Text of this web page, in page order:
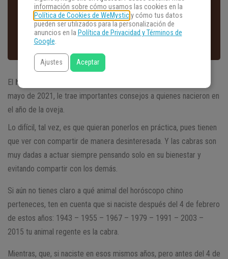
El horóscopo chino mensual para la cabra
mayo de 2021, le trae importantes consejos a quienes nacieron en
el año de la oveja.
Lo difícil, tal vez, es que quieran ponerlos en práctica, pues tienen
que ver con compartir de manera desinteresada. Y las cabras son
muy dadas a actuar siempre pensando solo en su bienestar y
evitando compartir con los demás.
Si aún no tienes claro a qué animal del horóscopo chino
perteneces, ten en cuenta que si naciste después del 4 de febrero
de estos años: 1943 – 1955 – 1967 – 1979 – 1991 – 2003 –
2015 tu animal regente es la cabra.
Mientras, que, si naciste en esos mismos años, pero antes del 4 de
información sobre cómo usamos las cookies en la
Política de Cookies de WeMysticy cómo tus datos
pueden ser utilizados para la personalización de
anuncios en la Política de Privacidad y Términos de
Google.
Ajustes Aceptar